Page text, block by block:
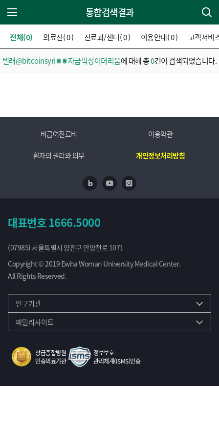
통합검색결과
전체(0) 의료진( 0 ) 진료과/센터( 0 ) 이용안내( 0 ) 고객서비
텔래@bitcoinsyri✺✺자금믹싱이더리움에 대해 총0건이 검색되었습니다.
비급여진료비 이용약관
환자의 권리와 의무 개인정보처리방침
네이버 블로그
유투브
대표번호1666.5000
(07985) 서울특별시 양천구 안양천로 1071
Copyright © 2019 Ewha Woman University Medical Center.
All Rights Reserved.
연구기관
패밀리사이트
상급종합병원
인증의료기관
정보보호
관리체계(ISMS)인증